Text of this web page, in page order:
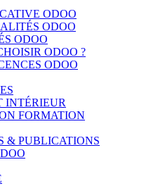
ODOO
ODOO
ODOO
ODOO ?
ODOO
INTÉRIEUR
FORMATION
& PUBLICATIONS